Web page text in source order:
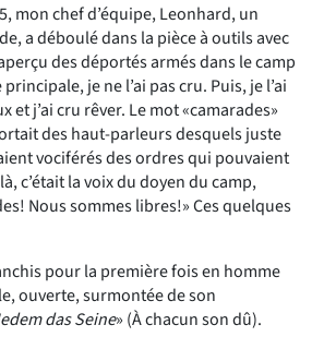
mon chef d’équipe, Leonhard, un
a déboulé dans la pièce à outils avec
des déportés armés dans le camp
je ne l’ai pas cru. Puis, je l’ai
et j’ai cru rêver. Le mot «camarades»
des haut-parleurs desquels juste
vociférés des ordres qui pouvaient
c’était la voix du doyen du camp,
Nous sommes libres!» Ces quelques
pour la première fois en homme
ouverte, surmontée de son
das Seine» (À chacun son dû).